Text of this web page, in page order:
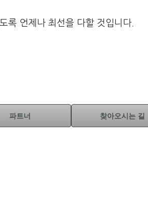
록 언제나 최선을 다할 것입니다.
파트너 찾아오시는 길